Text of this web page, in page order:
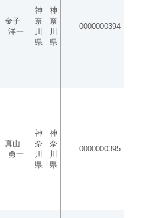
金子
洋一
神
奈
川
県
神
奈
川
県
0000000394
真山
勇一
神
奈
川
県
神
奈
川
県
0000000395